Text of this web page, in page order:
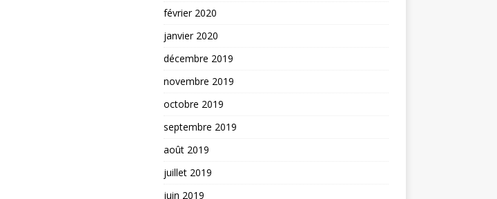
février 2020
janvier 2020
décembre 2019
novembre 2019
octobre 2019
septembre 2019
août 2019
juillet 2019
juin 2019